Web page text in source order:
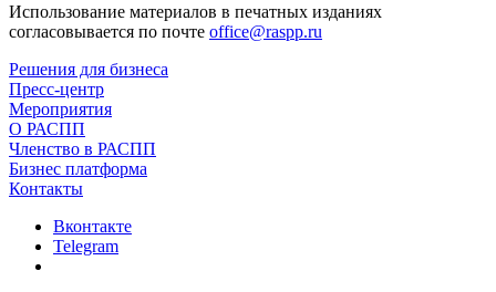
Использование материалов в печатных изданиях
согласовывается по почте office@raspp.ru
Решения для бизнеса
Пресс-центр
Мероприятия
О РАСПП
Членство в РАСПП
Бизнес платформа
Контакты
Вконтакте
Telegram